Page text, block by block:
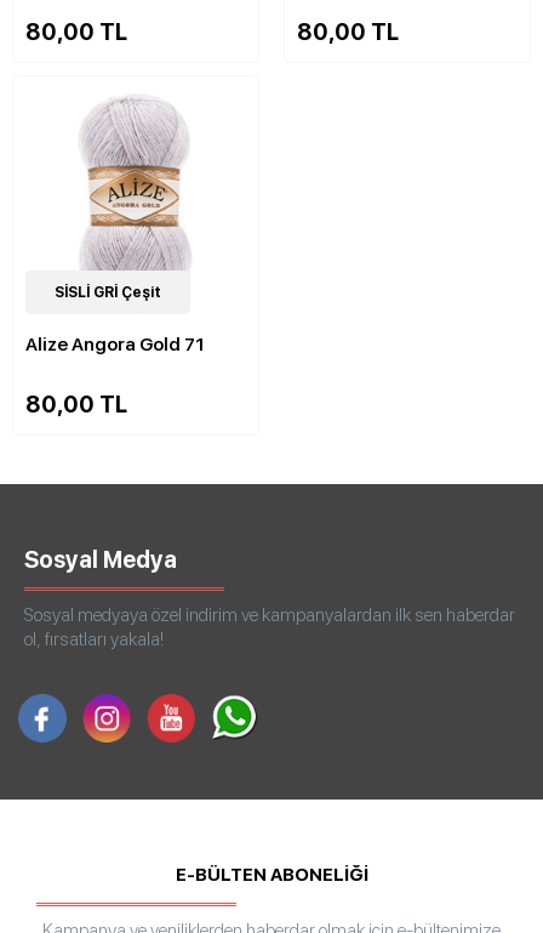
80,00 TL 80,00 TL
84Çeşit
SİSLİ GRİ Çeşit
Alize Angora Gold 71
80,00 TL
Sosyal Medya
Sosyal medyaya özel indirim ve kampanyalardan ilk sen haberdar
ol, fırsatları yakala!
E-BÜLTEN ABONELİĞİ